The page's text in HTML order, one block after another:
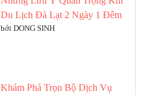
Du Lịch Đà Lạt 2 Ngày 1 Đêm
bởi DONG SINH
Khám Phá Trọn Bộ Dịch Vụ